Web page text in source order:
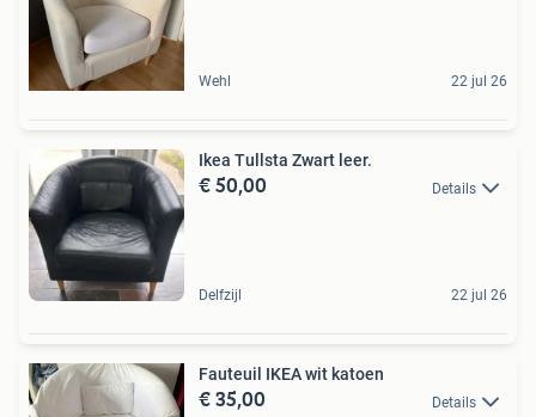
Wehl 22 jul 26
Ikea Tullsta Zwart leer.
€ 50,00 Details
Delfzijl 22 jul 26
Fauteuil IKEA wit katoen
€ 35,00 Details